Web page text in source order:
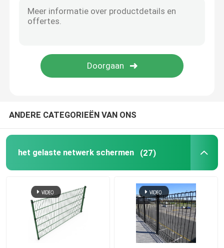
Uitgebreid Metaalnetwerk
hexagonaal draadnetwerk
De Omheining van de gebiedsdraad
Dubbele Draadomheining
Tubulaire staalomheining
ANDERE CATEGORIEËN VAN ONS
het gelaste netwerk schermen (27)